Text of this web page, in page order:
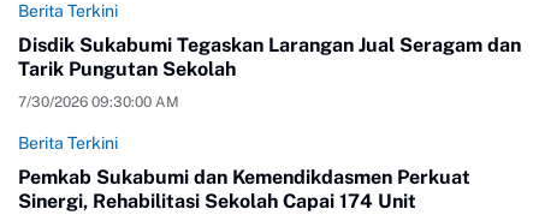
Berita Terkini
Disdik Sukabumi Tegaskan Larangan Jual Seragam dan
Tarik Pungutan Sekolah
7/30/2026 09:30:00 AM
Berita Terkini
Pemkab Sukabumi dan Kemendikdasmen Perkuat
Sinergi, Rehabilitasi Sekolah Capai 174 Unit